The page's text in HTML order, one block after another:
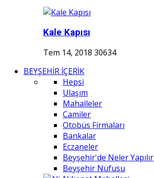
Kale Kapısı
Tem 14, 2018 30634
BEYŞEHİR İÇERİK
Hepsi
Ulaşım
Mahalleler
Camiler
Otobüs Firmaları
Bankalar
Eczaneler
Beyşehir'de Neler Yapılır
Beyşehir Nüfusu